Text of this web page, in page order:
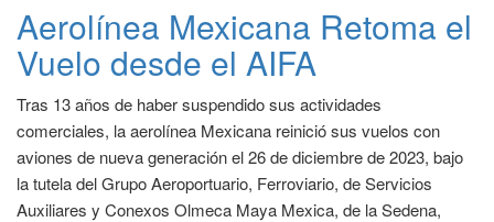
Aerolínea Mexicana Retoma el
Vuelo desde el AIFA
Tras 13 años de haber suspendido sus actividades
comerciales, la aerolínea Mexicana reinició sus vuelos con
aviones de nueva generación el 26 de diciembre de 2023, bajo
la tutela del Grupo Aeroportuario, Ferroviario, de Servicios
Auxiliares y Conexos Olmeca Maya Mexica, de la Sedena,